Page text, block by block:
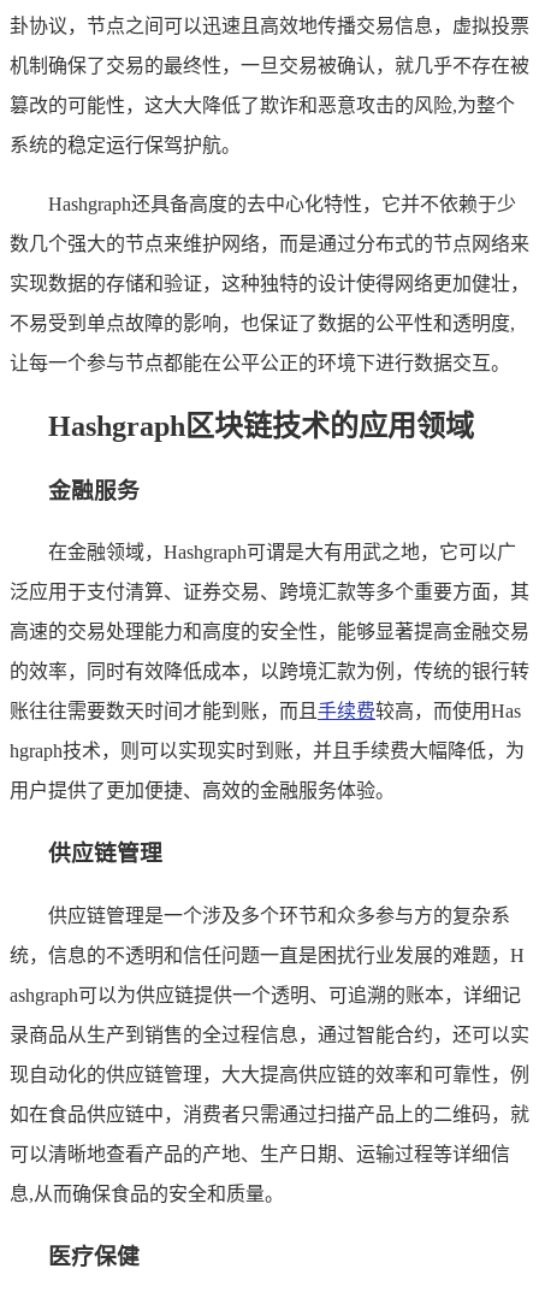
卦协议，节点之间可以迅速且高效地传播交易信息，虚拟投票
机制确保了交易的最终性，一旦交易被确认，就几乎不存在被
篡改的可能性，这大大降低了欺诈和恶意攻击的风险,为整个
系统的稳定运行保驾护航。
Hashgraph还具备高度的去中心化特性，它并不依赖于少
数几个强大的节点来维护网络，而是通过分布式的节点网络来
实现数据的存储和验证，这种独特的设计使得网络更加健壮，
不易受到单点故障的影响，也保证了数据的公平性和透明度,
让每一个参与节点都能在公平公正的环境下进行数据交互。
Hashgraph区块链技术的应用领域
金融服务
在金融领域，Hashgraph可谓是大有用武之地，它可以广
泛应用于支付清算、证券交易、跨境汇款等多个重要方面，其
高速的交易处理能力和高度的安全性，能够显著提高金融交易
的效率，同时有效降低成本，以跨境汇款为例，传统的银行转
账往往需要数天时间才能到账，而且手续费较高，而使用Has
hgraph技术，则可以实现实时到账，并且手续费大幅降低，为
用户提供了更加便捷、高效的金融服务体验。
供应链管理
供应链管理是一个涉及多个环节和众多参与方的复杂系
统，信息的不透明和信任问题一直是困扰行业发展的难题，H
ashgraph可以为供应链提供一个透明、可追溯的账本，详细记
录商品从生产到销售的全过程信息，通过智能合约，还可以实
现自动化的供应链管理，大大提高供应链的效率和可靠性，例
如在食品供应链中，消费者只需通过扫描产品上的二维码，就
可以清晰地查看产品的产地、生产日期、运输过程等详细信
息,从而确保食品的安全和质量。
医疗保健